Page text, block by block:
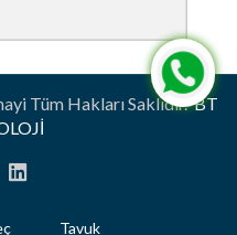
Tüm Hakları Saklıdır.BT
Tavuk